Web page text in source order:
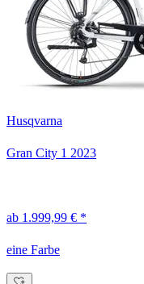
Husqvarna
Gran City 1 2023
ab 1.999,99 € *
eine Farbe